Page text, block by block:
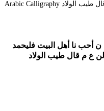
أحب نا أهل البيت فليحمد
ع م قال طيب الولاد